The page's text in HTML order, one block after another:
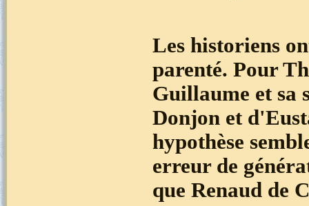
Les historiens
parenté. Pour
Guillaume et sa
Donjon et
hypothèse
erreur de
que Renaud de